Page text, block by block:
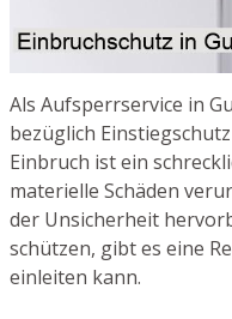
Als Aufsperrservice in
bezüglich
Einbruch ist ein
materielle Schäden
der Unsicherheit
schützen, gibt es eine
einleiten kann.